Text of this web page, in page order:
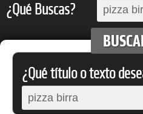
¿Qué Buscas?
¿Qué título o texto